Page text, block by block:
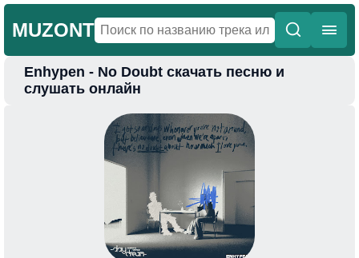
MUZONT
Главная
Enhypen - No Doubt скачать песню и
слушать онлайн